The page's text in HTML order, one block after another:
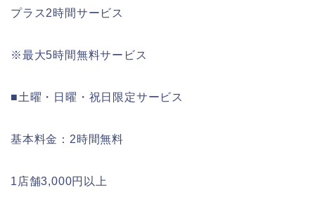
プラス2時間サービス
※最大5時間無料サービス
■土曜・日曜・祝日限定サービス
基本料金：2時間無料
1店舗3,000円以上